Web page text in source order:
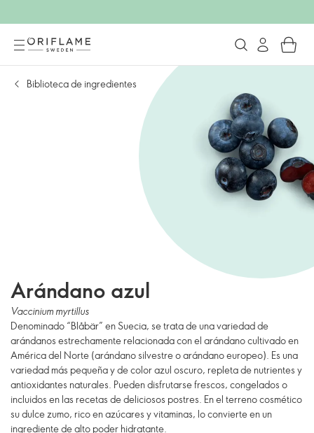
Biblioteca de ingredientes
Arándano azul
Vaccinium myrtillus
Denominado “Blåbär” en Suecia, se trata de una variedad de
arándanos estrechamente relacionada con el arándano cultivado en
América del Norte (arándano silvestre o arándano europeo). Es una
variedad más pequeña y de color azul oscuro, repleta de nutrientes y
antioxidantes naturales. Pueden disfrutarse frescos, congelados o
incluidos en las recetas de deliciosos postres. En el terreno cosmético
su dulce zumo, rico en azúcares y vitaminas, lo convierte en un
ingrediente de alto poder hidratante.